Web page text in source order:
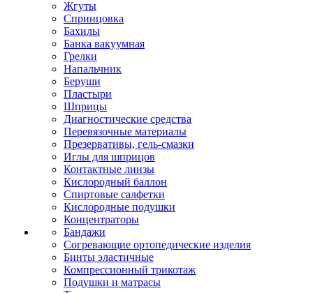
Жгуты
Спринцовка
Бахилы
Банка вакуумная
Грелки
Напальчник
Беруши
Пластыри
Шприцы
Диагностические средства
Перевязочные материалы
Презервативы, гель-смазки
Иглы для шприцов
Контактные линзы
Кислородный баллон
Спиртовые салфетки
Кислородные подушки
Концентраторы
Бандажи
Согревающие ортопедические изделия
Бинты эластичные
Компрессионный трикотаж
Подушки и матрасы